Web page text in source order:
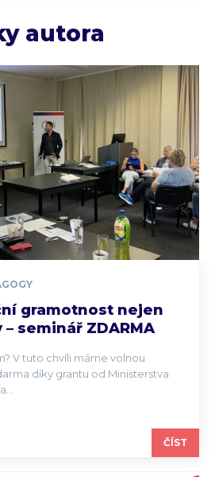
autora
gramotnost nejen
seminář ZDARMA
V tuto chvíli máme volnou
díky grantu od Ministerstva
ČÍST